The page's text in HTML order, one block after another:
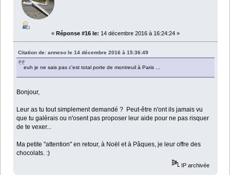
« Réponse #16 le: 14 décembre 2016 à 16:24:24 »
Citation de: anneso le 14 décembre 2016 à 15:36:49
euh je ne sais pas c'est total porte de montreuil à Paris ...
Bonjour,
Leur as tu tout simplement demandé ? Peut-être n'ont ils jamais vu
que tu galèrais ou n'osent pas proposer leur aide pour ne pas risquer
de te vexer...
Ma petite "attention" en retour, à Noël et à Pâques, je leur offre des
chocolats. :)
IP archivée